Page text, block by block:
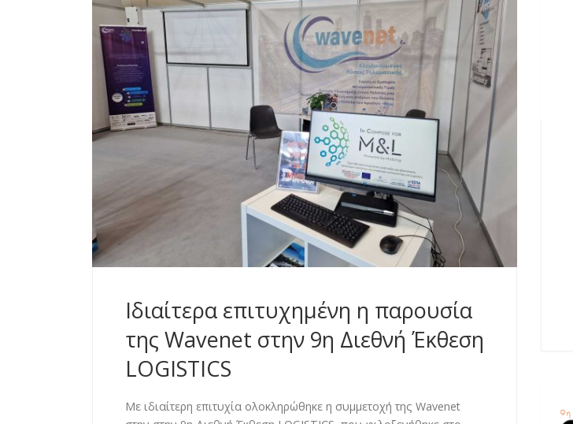
Ιδιαίτερα επιτυχημένη η παρουσία
της Wavenet στην 9η Διεθνή Έκθεση
LOGISTICS
Με ιδιαίτερη επιτυχία ολοκληρώθηκε η συμμετοχή της Wavenet